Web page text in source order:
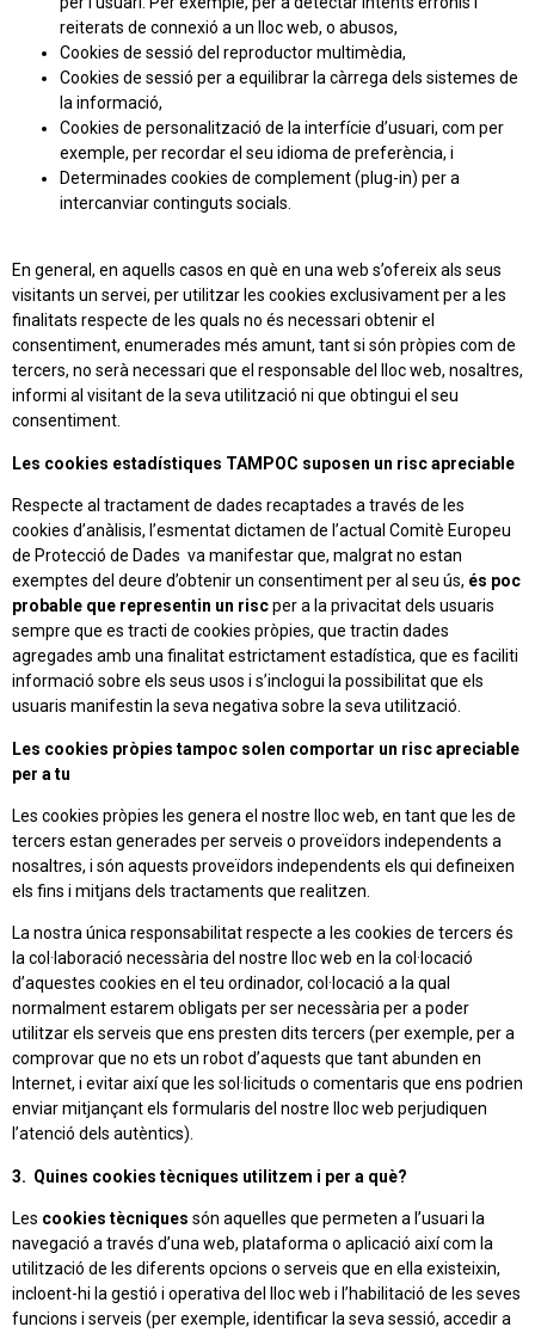
reiterats de connexió a un lloc web, o abusos,
Cookies de sessió del reproductor multimèdia,
Cookies de sessió per a equilibrar la càrrega dels sistemes de
la informació,
Cookies de personalització de la interfície d’usuari, com per
exemple, per recordar el seu idioma de preferència, i
Determinades cookies de complement (plug-in) per a
intercanviar continguts socials.
En general, en aquells casos en què en una web s’ofereix als seus
visitants un servei, per utilitzar les cookies exclusivament per a les
finalitats respecte de les quals no és necessari obtenir el
consentiment, enumerades més amunt, tant si són pròpies com de
tercers, no serà necessari que el responsable del lloc web, nosaltres,
informi al visitant de la seva utilització ni que obtingui el seu
consentiment.
Les cookies estadístiques TAMPOC suposen un risc apreciable
Respecte al tractament de dades recaptades a través de les
cookies d’anàlisis, l’esmentat dictamen de l’actual Comitè Europeu
de Protecció de Dades va manifestar que, malgrat no estan
exemptes del deure d’obtenir un consentiment per al seu ús, és poc
probable que representin un riscper a la privacitat dels usuaris
sempre que es tracti de cookies pròpies, que tractin dades
agregades amb una finalitat estrictament estadística, que es faciliti
informació sobre els seus usos i s’inclogui la possibilitat que els
usuaris manifestin la seva negativa sobre la seva utilització.
Les cookies pròpies tampoc solen comportar un risc apreciable
per a tu
Les cookies pròpies les genera el nostre lloc web, en tant que les de
tercers estan generades per serveis o proveïdors independents a
nosaltres, i són aquests proveïdors independents els qui defineixen
els fins i mitjans dels tractaments que realitzen.
La nostra única responsabilitat respecte a les cookies de tercers és
la col·laboració necessària del nostre lloc web en la col·locació
d’aquestes cookies en el teu ordinador, col·locació a la qual
normalment estarem obligats per ser necessària per a poder
utilitzar els serveis que ens presten dits tercers (per exemple, per a
comprovar que no ets un robot d’aquests que tant abunden en
Internet, i evitar així que les sol·licituds o comentaris que ens podrien
enviar mitjançant els formularis del nostre lloc web perjudiquen
l’atenció dels autèntics).
3. Quines cookies tècniques utilitzem i per a què?
Les cookies tècniques són aquelles que permeten a l’usuari la
navegació a través d’una web, plataforma o aplicació així com la
utilització de les diferents opcions o serveis que en ella existeixin,
incloent-hi la gestió i operativa del lloc web i l’habilitació de les seves
funcions i serveis (per exemple, identificar la seva sessió, accedir a